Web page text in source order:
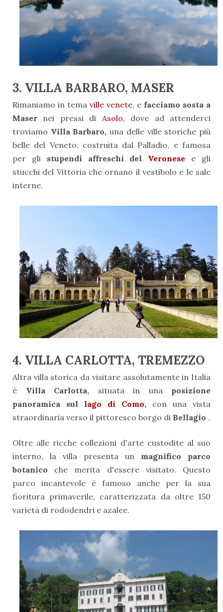
3. VILLA BARBARO, MASER
Rimaniamo in tema ville venete, e facciamo sosta a
Maser nei pressi di Asolo, dove ad attenderci
troviamo Villa Barbaro, una delle ville storiche più
belle del Veneto, costruita dal Palladio, e famosa
per gli stupendi affreschi del Veronese e gli
stucchi del Vittoria che ornano il vestibolo e le sale
interne.
4. VILLA CARLOTTA, TREMEZZO
Altra villa storica da visitare assolutamente in Italia
è Villa Carlotta, situata in una posizione
panoramica sul lago di Como, con una vista
straordinaria verso il pittoresco borgo di Bellagio .
Oltre alle ricche collezioni d'arte custodite al suo
interno, la villa presenta un magnifico parco
botanico che merita d'essere visitato. Questo
parco incantevole è famoso anche per la sua
fioritura primaverile, caratterizzata da oltre 150
varietà di rododendri e azalee.